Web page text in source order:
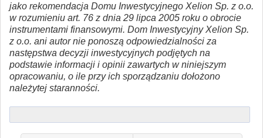
jako rekomendacja Domu Inwestycyjnego Xelion Sp. z o.o.
w rozumieniu art. 76 z dnia 29 lipca 2005 roku o obrocie
instrumentami finansowymi. Dom Inwestycyjny Xelion Sp.
z o.o. ani autor nie ponoszą odpowiedzialności za
następstwa decyzji inwestycyjnych podjętych na
podstawie informacji i opinii zawartych w niniejszym
opracowaniu, o ile przy ich sporządzaniu dołożono
należytej staranności.